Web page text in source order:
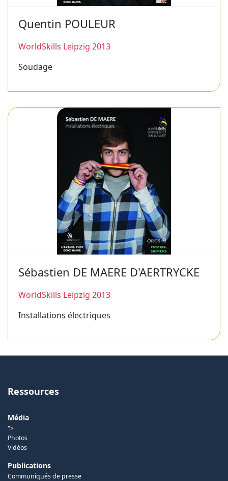
Quentin POULEUR
WorldSkills Leipzig 2013
Soudage
Sébastien DE MAERE D'AERTRYCKE
WorldSkills Leipzig 2013
Installations électriques
Ressources
Média
">
Photos
Vidéos
Publications
Communiqués de presse